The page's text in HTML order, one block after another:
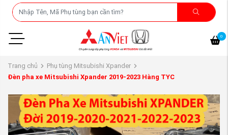
0
Trang chủ
Phụ tùng Mitsubishi Xpander
Đèn pha xe Mitsubishi Xpander 2019-2023 Hàng TYC